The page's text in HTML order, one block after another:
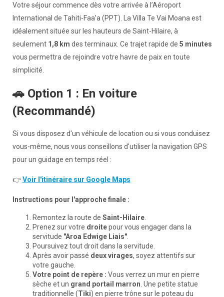
βίλας με θέα στη θάλασσα
Ενοικίαση Βίλας στην Ταϊτή Faa'a - Θέα στη
Θάλασσα, 3 Υπνοδωμάτια & Πισίνα
Επαφή
Εσωτερικοί κανονισμοί
Γενικοί όροι και προϋποθέσεις πώλησης
Votre séjour commence dès votre arrivée à l’Aéroport
International de Tahiti-Faa’a (PPT). La Villa Te Vai Moana est
idéalement située sur les hauteurs de Saint-Hilaire, à
seulement 1,8 km des terminaux. Ce trajet rapide de 5 minutes
vous permettra de rejoindre votre havre de paix en toute
simplicité.
🚗 Option 1 : En voiture
(Recommandé)
Si vous disposez d'un véhicule de location ou si vous conduisez
vous-même, nous vous conseillons d'utiliser la navigation GPS
pour un guidage en temps réel :
👉Voir l'itinéraire sur Google Maps
Instructions pour l'approche finale :
Remontez la route de Saint-Hilaire.
Prenez sur votre droitepour vous engager dans la
servitude "Aroa Edwige Liais".
Poursuivez tout droit dans la servitude.
Après avoir passé deux virages, soyez attentifs sur
votre gauche.
Votre point de repère : Vous verrez un mur en pierre
sèche et un grand portail marron . Une petite statue
traditionnelle (Tiki) en pierre trône sur le poteau du